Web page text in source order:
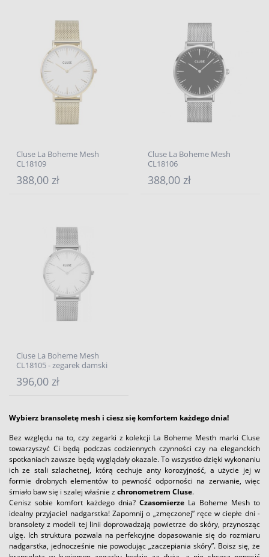
Cluse La Boheme Mesh
CL18109
388,00 zł
Cluse La Boheme Mesh
CL18106
388,00 zł
Cluse La Boheme Mesh
CL18105 - zegarek damski
396,00 zł
Wybierz bransoletę mesh i ciesz się komfortem każdego dnia!
Bez względu na to, czy zegarki z kolekcji La Boheme Mesth marki Cluse
towarzyszyć Ci będą podczas codziennych czynności czy na eleganckich
spotkaniach zawsze będą wyglądały okazale. To wszystko dzięki wykonaniu
ich ze stali szlachetnej, którą cechuje anty korozyjność, a użycie jej w
formie drobnych elementów to pewność odporności na zerwanie, więc
śmiało baw się i szalej właśnie zchronometrem Cluse.
Cenisz sobie komfort każdego dnia? Czasomierze La Boheme Mesh to
idealny przyjaciel nadgarstka! Zapomnij o „zmęczonej” ręce w ciepłe dni -
bransolety z modeli tej linii doprowadzają powietrze do skóry, przynosząc
ulgę. Ich struktura pozwala na perfekcyjne dopasowanie się do rozmiaru
nadgarstka, jednocześnie nie powodując „zaczepiania skóry”. Boisz się, że